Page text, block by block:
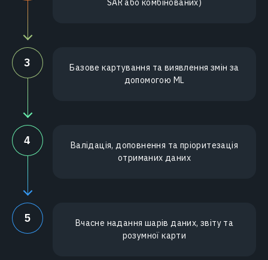
SAR або комбінованих)
3
Базове картування та виявлення змін за
допомогою ML
4
Валідація, доповнення та пріоритезація
отриманих даних
5
Вчасне надання шарів даних, звіту та
розумної карти